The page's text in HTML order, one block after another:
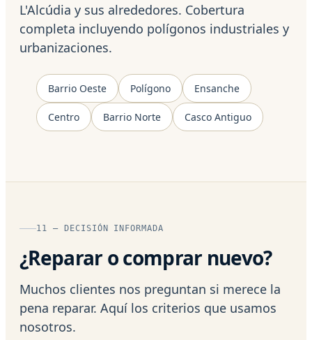
L'Alcúdia y sus alrededores. Cobertura
completa incluyendo polígonos industriales y
urbanizaciones.
Barrio Oeste Polígono Ensanche
Centro Barrio Norte Casco Antiguo
11 — DECISIÓN INFORMADA
¿Reparar o comprar nuevo?
Muchos clientes nos preguntan si merece la
pena reparar. Aquí los criterios que usamos
nosotros.